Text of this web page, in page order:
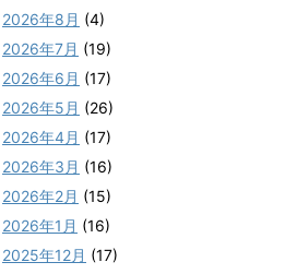
2026年8月 (4)
2026年7月 (19)
2026年6月 (17)
2026年5月 (26)
2026年4月 (17)
2026年3月 (16)
2026年2月 (15)
2026年1月 (16)
2025年12月 (17)